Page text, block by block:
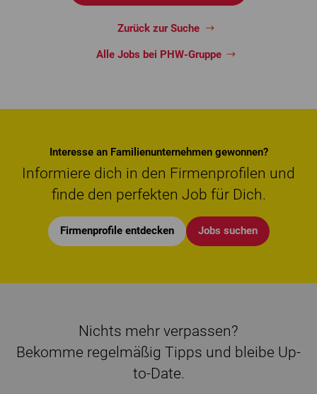
Zurück zur Suche
Alle Jobs bei PHW-Gruppe
Interesse an Familienunternehmen gewonnen?
Informiere dich in den Firmenprofilen und
finde den perfekten Job für Dich.
Firmenprofile entdecken Jobs suchen
Nichts mehr verpassen?
Bekomme regelmäßig Tipps und bleibe Up-
to-Date.